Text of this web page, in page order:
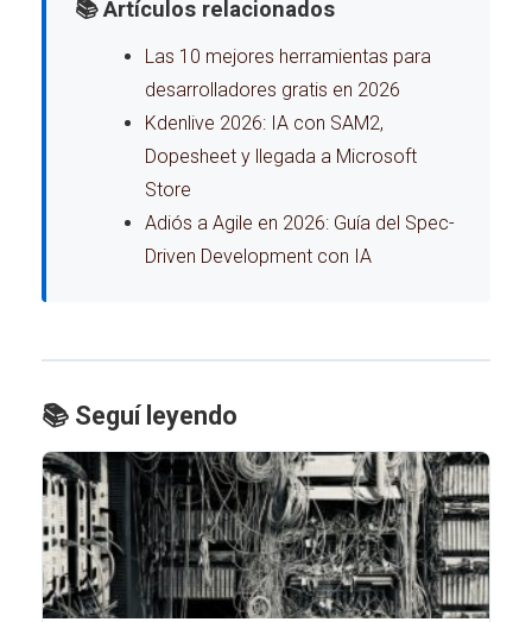
📚 Artículos relacionados
Las 10 mejores herramientas para
desarrolladores gratis en 2026
Kdenlive 2026: IA con SAM2,
Dopesheet y llegada a Microsoft
Store
Adiós a Agile en 2026: Guía del Spec-
Driven Development con IA
📚 Seguí leyendo